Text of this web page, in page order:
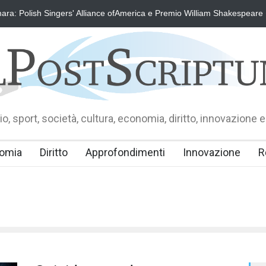
Polish Singers' Alliance ofAmerica e Premio William Shakespeare
sport, società, cultura, economia, diritto, innovazione
Diritto Approfondimenti Innovazione